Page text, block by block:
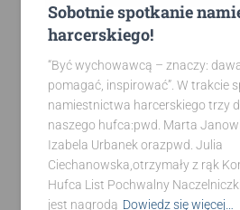
Sobotnie spotkanie
harcerskiego!
“Być wychowawcą – znaczy:
pomagać, inspirować”. W trakcie
namiestnictwa harcerskiego trzy
naszego hufca:pwd. Marta
Izabela Urbanek orazpwd. Julia
Ciechanowska,otrzymały z rąk
Hufca List Pochwalny
jest nagrodą Dowiedz się więcej…